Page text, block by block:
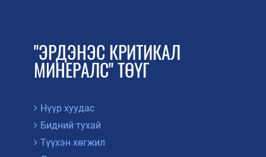
"ЭРДЭНЭС КРИТИКАЛ
МИНЕРАЛС" ТӨҮГ
Нүүр хуудас
Бидний тухай
Түүхэн хөгжил